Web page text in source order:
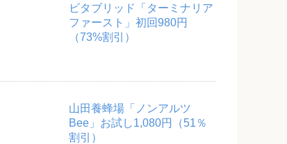
ビタブリッド「ターミナリア
ファースト」初回980円
（73%割引）
山田養蜂場「ノンアルツ
Bee」お試し1,080円（51％
割引）